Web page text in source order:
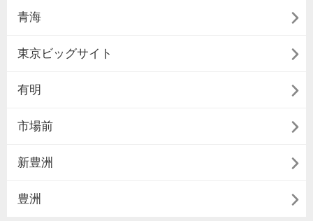
青海 
東京ビッグサイト 
有明 
市場前 
新豊洲 
豊洲 